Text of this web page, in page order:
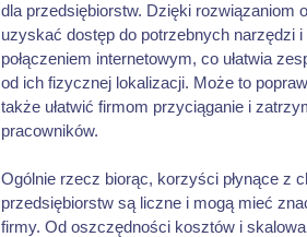
dla przedsiębiorstw. Dzięki rozwiązaniom
uzyskać dostęp do potrzebnych narzędzi
połączeniem internetowym, co ułatwia
od ich fizycznej lokalizacji. Może to
także ułatwić firmom przyciąganie i
pracowników.
Ogólnie rzecz biorąc, korzyści płynące z
przedsiębiorstw są liczne i mogą mieć
firmy. Od oszczędności kosztów i